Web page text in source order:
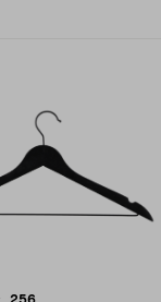
anmeldelser
4.5av 5 stjerner